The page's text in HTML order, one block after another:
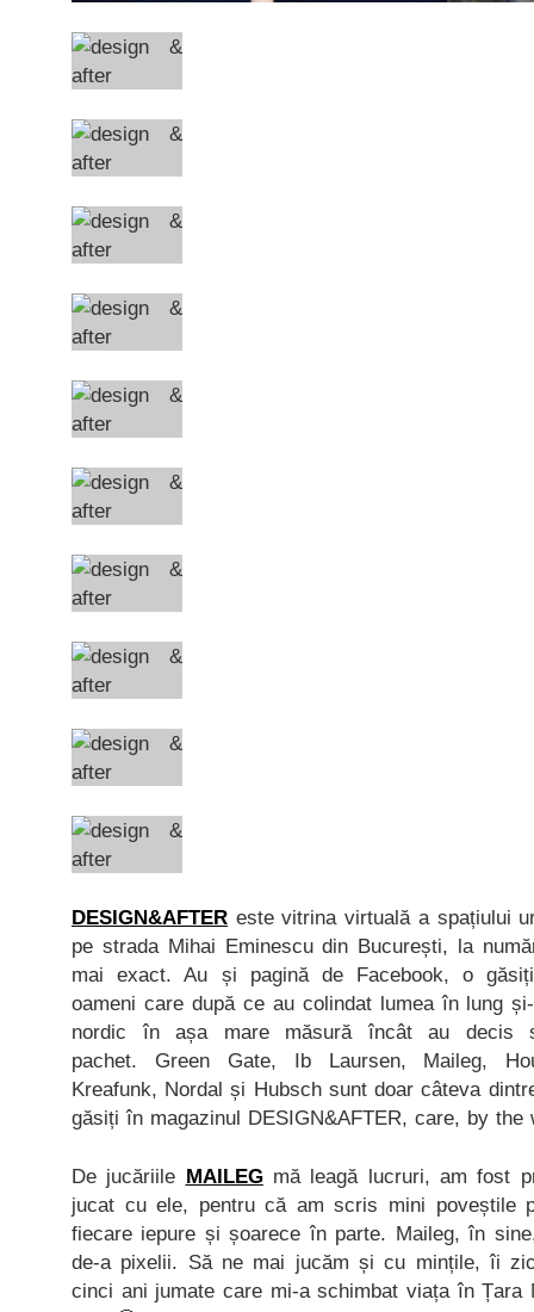
DESIGN&AFTER este vitrina virtuală a spațiului
pe strada Mihai Eminescu din București, la
mai exact. Au și pagină de Facebook, o
oameni care după ce au colindat lumea în lung
nordic în așa mare măsură încât au
pachet. Green Gate, Ib Laursen, Maileg,
Kreafunk, Nordal și Hubsch sunt doar câteva
găsiți în magazinul DESIGN&AFTER, care, by
De jucăriile MAILEGmă leagă lucruri, am fost
jucat cu ele, pentru că am scris mini poveștile
fiecare iepure și șoarece în parte. Maileg, în
de-a pixelii. Să ne mai jucăm și cu mințile, îi
cinci ani jumate care mi-a schimbat viața în